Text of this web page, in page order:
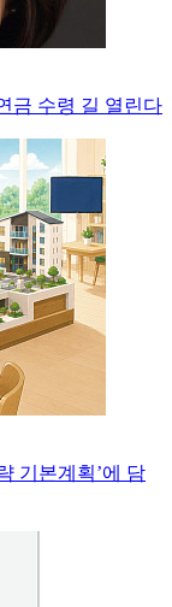
금 수령 길 열린다
기본계획’에 담